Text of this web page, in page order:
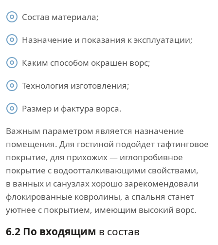
Состав материала;
Назначение и показания к эксплуатации;
Каким способом окрашен ворс;
Технология изготовления;
Размер и фактура ворса.
Важным параметром является назначение
помещения. Для гостиной подойдет тафтинговое
покрытие, для прихожих — иглопробивное
покрытие с водоотталкивающими свойствами,
в ванных и санузлах хорошо зарекомендовали
флокированные ковролины, а спальня станет
уютнее с покрытием, имеющим высокий ворс.
6.2 По входящим в состав